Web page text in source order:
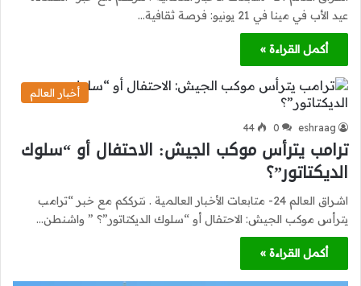
عيد الأب في مينا في 21 يونيو: فرصة ثقافية…
أكمل القراءة »
أخبار العالم
eshraag
0
44
ترامب يترأس موكب الجيش: الاحتفال أو “سلوك
الديكتاتور”؟
اشراق العالم 24- متابعات الأخبار العالمية . نترككم مع خبر “ترامب
يترأس موكب الجيش: الاحتفال أو “سلوك الديكتاتور”؟ ” واشنطن…
أكمل القراءة »